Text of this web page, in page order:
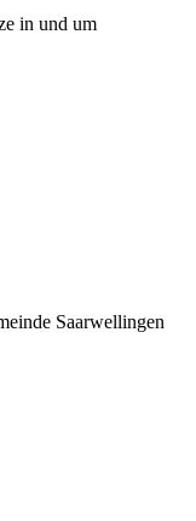
in und um
Saarwellingen